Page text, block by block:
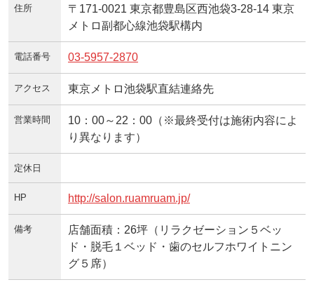
住所
〒171-0021 東京都豊島区西池袋3-28-14 東京
メトロ副都心線池袋駅構内
電話番号 03-5957-2870
アクセス 東京メトロ池袋駅直結連絡先
営業時間
10：00～22：00（※最終受付は施術内容によ
り異なります）
定休日
HP http://salon.ruamruam.jp/
備考
店舗面積：26坪（リラクゼーション５ベッ
ド・脱毛１ベッド・歯のセルフホワイトニン
グ５席）